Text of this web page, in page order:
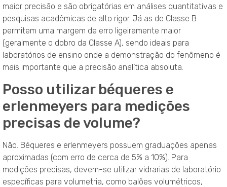
maior precisão e são obrigatórias em análises quantitativas e
pesquisas acadêmicas de alto rigor. Já as de Classe B
permitem uma margem de erro ligeiramente maior
(geralmente o dobro da Classe A), sendo ideais para
laboratórios de ensino onde a demonstração do fenômeno é
mais importante que a precisão analítica absoluta.
Posso utilizar béqueres e
erlenmeyers para medições
precisas de volume?
Não. Béqueres e erlenmeyers possuem graduações apenas
aproximadas (com erro de cerca de 5% a 10%). Para
medições precisas, devem-se utilizar vidrarias de laboratório
específicas para volumetria, como balões volumétricos,